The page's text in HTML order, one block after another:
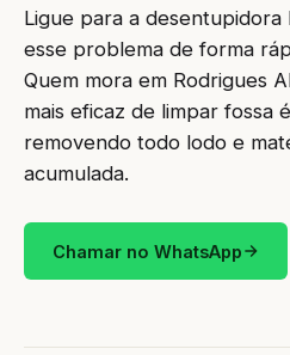
Ligue para a
esse problema de forma
Quem mora em Rodrigues
mais eficaz de limpar fossa
removendo todo lodo e
acumulada.
Chamar no WhatsApp